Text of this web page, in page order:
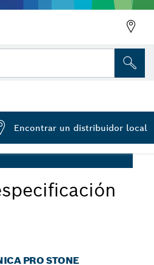
PRO Stone para amoladoras en
PRO STONE
cónica PRO Stone, 90
Encontrar un distribuidor local